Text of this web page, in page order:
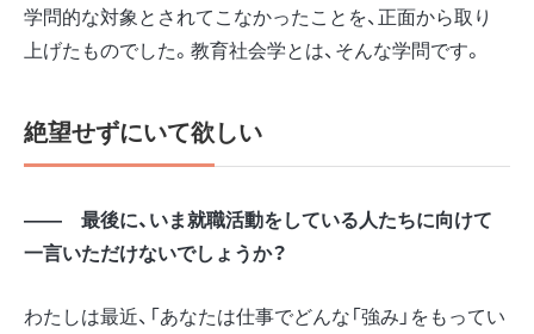
学問的な対象とされてこなかったことを、正面から取り
上げたものでした。教育社会学とは、そんな学問です。
絶望せずにいて欲しい
―― 最後に、いま就職活動をしている人たちに向けて
一言いただけないでしょうか？
わたしは最近、「あなたは仕事でどんな「強み」をもってい